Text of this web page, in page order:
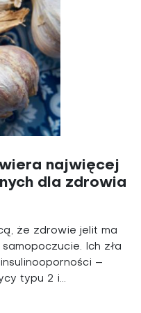
najwięcej
dla zdrowia
że zdrowie jelit ma
Ich zła
–
typu 2 i...